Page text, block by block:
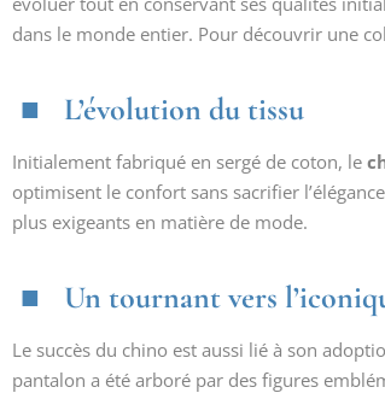
dans le monde entier. Pour découvrir une
L’évolution du tissu
Initialement fabriqué en sergé de coton, le
optimisent le confort sans sacrifier
plus exigeants en matière de mode.
Un tournant vers
Le succès du chino est aussi lié à son
pantalon a été arboré par des figures